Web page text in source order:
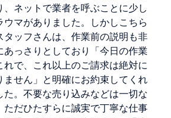
、ネットで業者を呼ぶことに少し
ウマがありました。しかしこちら
タッフさんは、作業前の説明も非
あっさりとしており「今日の作業
れで、これ以上のご請求は絶対に
ません」と明確にお約束してくれ
た。不要な売り込みなどは一切な
ただひたすらに誠実で丁寧な仕事